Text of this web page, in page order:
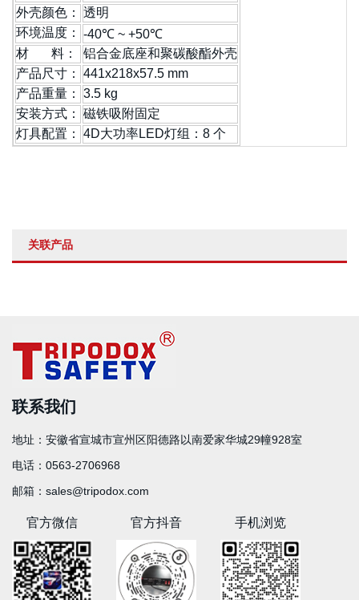
外壳颜色：
透明
环境温度：
-40℃ ~ +50℃
材 料：
铝合金底座和聚碳酸酯外壳
产品尺寸：
441x218x57.5 mm
产品重量：
3.5 kg
安装方式：
磁铁吸附固定
灯具配置：
4D大功率LED灯组：8 个
关联产品
联系我们
地址： 安徽省宣城市宣州区阳德路以南爱家华城29幢928室
电话： 0563-2706968
邮箱： sales@tripodox.com
官方微信 官方抖音 手机浏览